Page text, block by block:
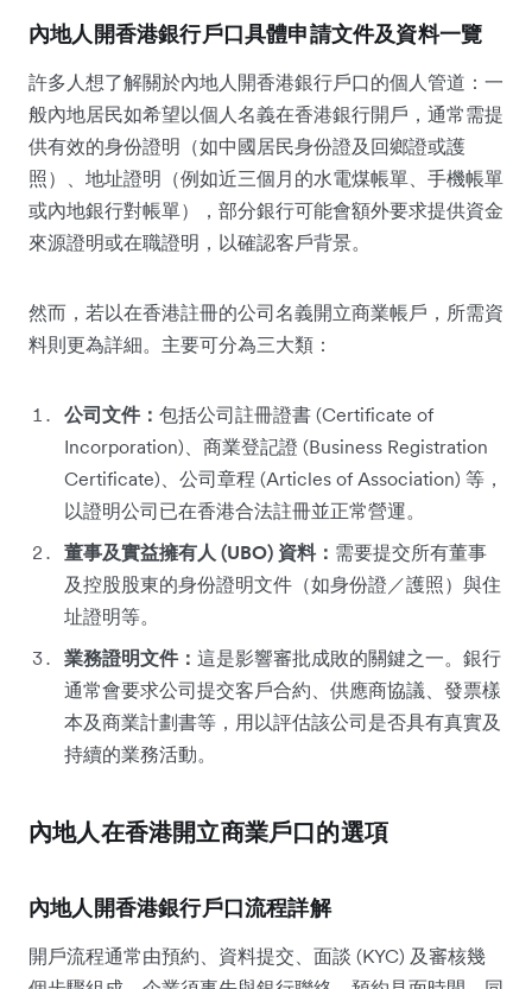
內地人開香港銀行戶口具體申請文件及資料一覽
許多人想了解關於內地人開香港銀行戶口的個人管道：一
般內地居民如希望以個人名義在香港銀行開戶，通常需提
供有效的身份證明（如中國居民身份證及回鄉證或護
照）、地址證明（例如近三個月的水電煤帳單、手機帳單
或內地銀行對帳單），部分銀行可能會額外要求提供資金
來源證明或在職證明，以確認客戶背景。
然而，若以在香港註冊的公司名義開立商業帳戶，所需資
料則更為詳細。主要可分為三大類：
公司文件： 包括公司註冊證書 (Certificate of
Incorporation)、商業登記證 (Business Registration
Certificate)、公司章程 (Articles of Association) 等，
以證明公司已在香港合法註冊並正常營運。
董事及實益擁有人 (UBO) 資料： 需要提交所有董事
及控股股東的身份證明文件（如身份證／護照）與住
址證明等。
業務證明文件： 這是影響審批成敗的關鍵之一。銀行
通常會要求公司提交客戶合約、供應商協議、發票樣
本及商業計劃書等，用以評估該公司是否具有真實及
持續的業務活動。
內地人在香港開立商業戶口的選項
內地人開香港銀行戶口流程詳解
開戶流程通常由預約、資料提交、面談 (KYC) 及審核幾